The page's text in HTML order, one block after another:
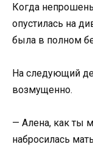
Когда
опустилась на
была в полном
На следующий
возмущенно.
— Алена, как ты
набросилась